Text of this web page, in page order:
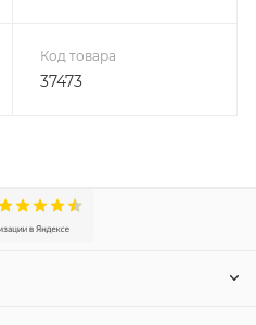
Код товара
37473